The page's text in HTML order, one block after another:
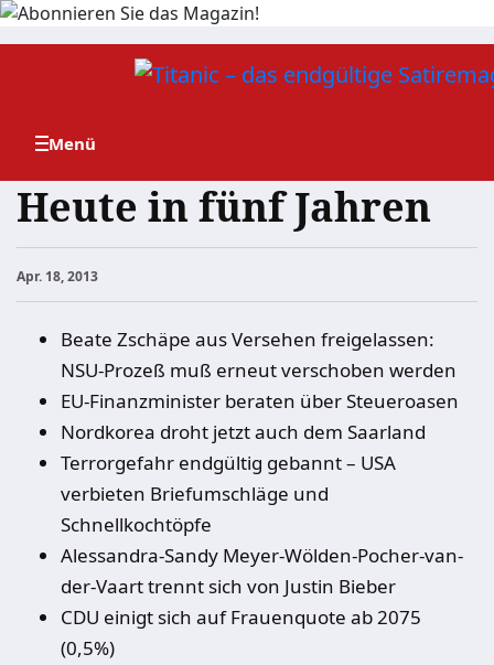
Zum
Heute in fünf Jahren
Apr. 18, 2013
Beate Zschäpe aus Versehen freigelassen:
NSU-Prozeß muß erneut verschoben werden
EU-Finanzminister beraten über Steueroasen
Nordkorea droht jetzt auch dem Saarland
Terrorgefahr endgültig gebannt – USA
verbieten Briefumschläge und
Schnellkochtöpfe
Alessandra-Sandy Meyer-Wölden-Pocher-van-
der-Vaart trennt sich von Justin Bieber
CDU einigt sich auf Frauenquote ab 2075
(0,5%)